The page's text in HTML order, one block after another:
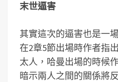
末世逼害
其實這次的逼害也是一
在2章5節出場時作者指
太人，哈曼出場的時候
暗示兩人之間的關係將